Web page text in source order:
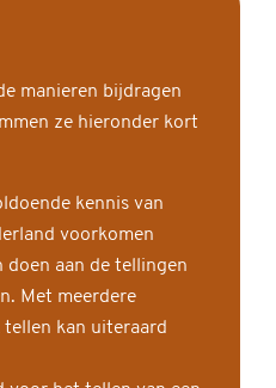
manieren bijdragen
ze hieronder kort
kennis van
voorkomen
doen aan de tellingen
Met meerdere
tellen kan uiteraard